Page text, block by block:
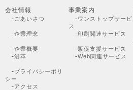
会社情報 事業案内
- ごあいさつ -ワンストップサービ
ス
-企業理念 -印刷関連サービス
-企業概要 -販促支援サービス
-沿革 -Web関連サービス
-プライバシーポリ
シー
-アクセス